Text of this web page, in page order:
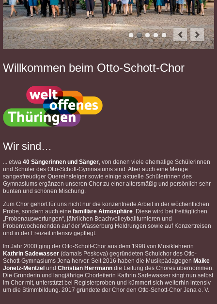
Willkommen beim Otto-Schott-Chor
Wir sind…
... etwa 40 Sängerinnen und Sänger, von denen viele ehemalige Schülerinnen
und Schüler des Otto-Schott-Gymnasiums sind. Aber auch eine Menge
sangesfreudiger Quereinsteiger sowie einige aktuelle Schülerinnen des
Gymnasiums ergänzen unseren Chor zu einer altersmäßig und persönlich sehr
bunten und schönen Mischung.
Zum Chor gehört für uns nicht nur die konzentrierte Arbeit in der wöchentlichen
Probe, sondern auch eine familiäre Atmosphäre. Diese wird bei freitäglichen
„Probenauswertungen“, jährlichen Beachvolleyballturnieren und
Probenwochenenden auf der Wasserburg Heldrungen sowie auf Konzertreisen
und in der Freizeit intensiv gepflegt.
Im Jahr 2000 ging der Otto-Schott-Chor aus dem 1998 von Musiklehrerin
Kathrin Sadewasser (damals Peskova) gegründeten Schulchor des Otto-
Schott-Gymnasiums Jena hervor. Seit 2016 haben die Musikpädagogen Maike
Jonetz-Mentzel und Christian Herrmann die Leitung des Chores übernommen.
Die Gründerin und langjährige Chorleiterin Kathrin Sadewasser singt nun selbst
im Chor mit, unterstützt bei Registerproben und kümmert sich weiterhin intensiv
um die Stimmbildung. 2017 gründete der Chor den Otto-Schott-Chor Jena e. V.